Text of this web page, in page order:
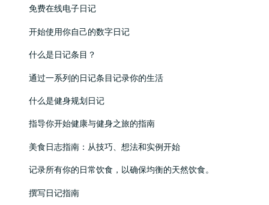
免费在线电子日记
开始使用你自己的数字日记
什么是日记条目？
通过一系列的日记条目记录你的生活
什么是健身规划日记
指导你开始健康与健身之旅的指南
美食日志指南：从技巧、想法和实例开始
记录所有你的日常饮食，以确保均衡的天然饮食。
撰写日记指南